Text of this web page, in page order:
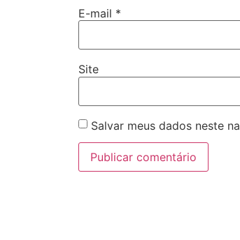
E-mail *
Site
Salvar meus dados neste